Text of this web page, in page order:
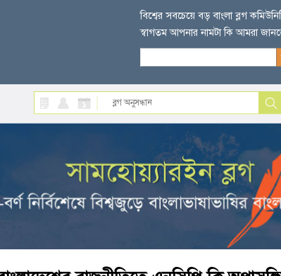
বিশ্বের সবচেয়ে বড় বাংলা ব্লগ
স্বাগতম আপনার নামটা কি আমরা